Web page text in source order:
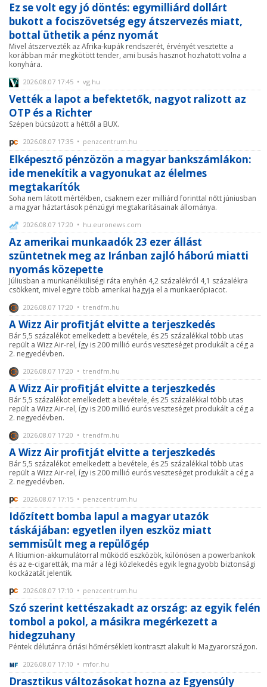
Ez se volt egy jó döntés: egymilliárd dollárt
bukott a fociszövetség egy átszervezés miatt,
bottal üthetik a pénz nyomát
Mivel átszervezték az Afrika-kupák rendszerét, érvényét vesztette a
korábban már megkötött tender, ami busás hasznot hozhatott volna a
konyhára.
2026.08.07 17:45 • vg.hu
Vették a lapot a befektetők, nagyot ralizott az
OTP és a Richter
Szépen búcsúzott a héttől a BUX.
2026.08.07 17:35 • penzcentrum.hu
Elképesztő pénzözön a magyar bankszámlákon:
ide menekítik a vagyonukat az élelmes
megtakarítók
Soha nem látott mértékben, csaknem ezer milliárd forinttal nőtt júniusban
a magyar háztartások pénzügyi megtakarításainak állománya.
2026.08.07 17:20 • hu.euronews.com
Az amerikai munkaadók 23 ezer állást
szüntetnek meg az Iránban zajló háború miatti
nyomás közepette
Júliusban a munkanélküliségi ráta enyhén 4,2 százalékról 4,1 százalékra
csökkent, mivel egyre több amerikai hagyja el a munkaerőpiacot.
2026.08.07 17:20 • trendfm.hu
A Wizz Air profitját elvitte a terjeszkedés
Bár 5,5 százalékot emelkedett a bevétele, és 25 százalékkal több utas
repült a Wizz Air-rel, így is 200 millió eurós veszteséget produkált a cég a
2. negyedévben.
2026.08.07 17:20 • trendfm.hu
A Wizz Air profitját elvitte a terjeszkedés
Bár 5,5 százalékot emelkedett a bevétele, és 25 százalékkal több utas
repült a Wizz Air-rel, így is 200 millió eurós veszteséget produkált a cég a
2. negyedévben.
2026.08.07 17:20 • trendfm.hu
A Wizz Air profitját elvitte a terjeszkedés
Bár 5,5 százalékot emelkedett a bevétele, és 25 százalékkal több utas
repült a Wizz Air-rel, így is 200 millió eurós veszteséget produkált a cég a
2. negyedévben.
2026.08.07 17:15 • penzcentrum.hu
Időzített bomba lapul a magyar utazók
táskájában: egyetlen ilyen eszköz miatt
semmisült meg a repülőgép
A lítiumion-akkumulátorral működő eszközök, különösen a powerbankok
és az e-cigaretták, ma már a légi közlekedés egyik legnagyobb biztonsági
kockázatát jelentik.
2026.08.07 17:10 • penzcentrum.hu
Szó szerint kettészakadt az ország: az egyik felén
tombol a pokol, a másikra megérkezett a
hidegzuhany
Péntek délutánra óriási hőmérsékleti kontraszt alakult ki Magyarországon.
2026.08.07 17:10 • mfor.hu
Drasztikus változásokat hozna az Egyensúly